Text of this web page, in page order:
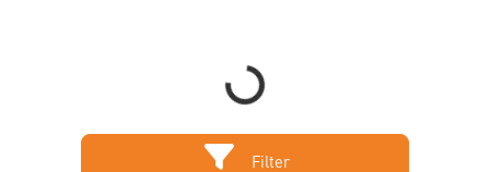
Loading...
Filter